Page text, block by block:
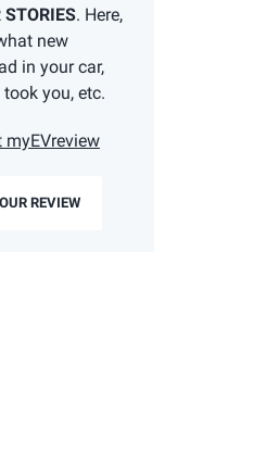
STORIES. Here,
new
in your car,
you, etc.
myEVreview
REVIEW